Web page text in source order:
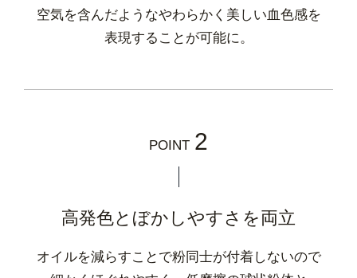
空気を含んだようなやわらかく美しい血色感を
表現することが可能に。
POINT 2
高発色とぼかしやすさを両立
オイルを減らすことで粉同士が付着しないので